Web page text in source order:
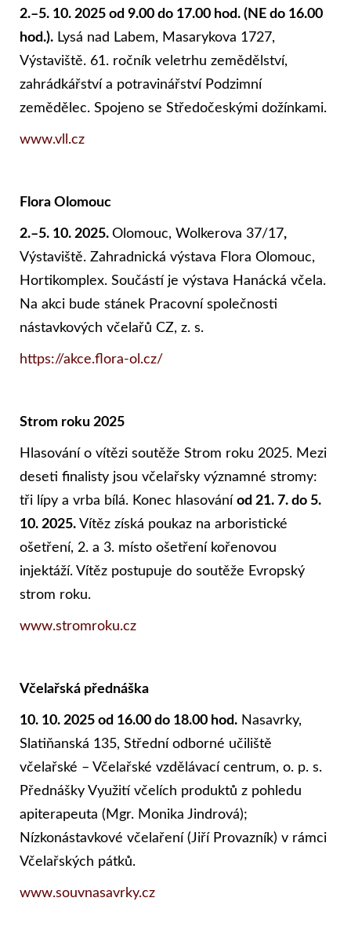
2.–5. 10. 2025 od 9.00 do 17.00 hod. (NE do 16.00
hod.). Lysá nad Labem, Masarykova 1727,
Výstaviště. 61. ročník veletrhu zemědělství,
zahrádkářství a potravinářství Podzimní
zemědělec. Spojeno se Středočeskými dožínkami.
www.vll.cz
Flora Olomouc
2.–5. 10. 2025. Olomouc, Wolkerova 37/17,
Výstaviště. Zahradnická výstava Flora Olomouc,
Hortikomplex. Součástí je výstava Hanácká včela.
Na akci bude stánek Pracovní společnosti
nástavkových včelařů CZ, z. s.
https://akce.flora-ol.cz/
Strom roku 2025
Hlasování o vítězi soutěže Strom roku 2025. Mezi
deseti finalisty jsou včelařsky významné stromy:
tři lípy a vrba bílá. Konec hlasování od 21. 7. do 5.
10. 2025. Vítěz získá poukaz na arboristické
ošetření, 2. a 3. místo ošetření kořenovou
injektáží. Vítěz postupuje do soutěže Evropský
strom roku.
www.stromroku.cz
Včelařská přednáška
10. 10. 2025 od 16.00 do 18.00 hod. Nasavrky,
Slatiňanská 135, Střední odborné učiliště
včelařské – Včelařské vzdělávací centrum, o. p. s.
Přednášky Využití včelích produktů z pohledu
apiterapeuta (Mgr. Monika Jindrová);
Nízkonástavkové včelaření (Jiří Provazník) v rámci
Včelařských pátků.
www.souvnasavrky.cz